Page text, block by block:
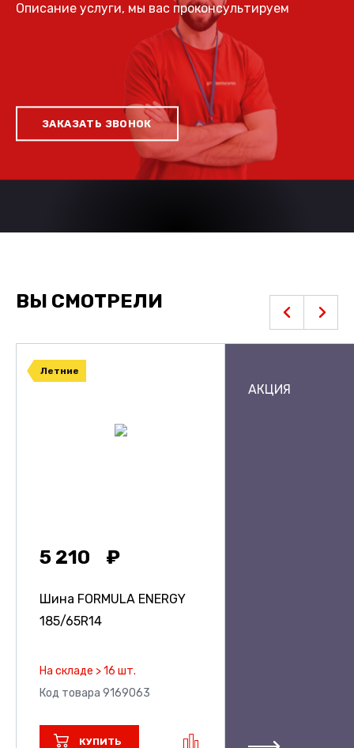
Описание услуги, мы вас проконсультируем
ЗАКАЗАТЬ ЗВОНОК
ВЫ СМОТРЕЛИ
Летние
5 210
Шина FORMULA ENERGY
185/65R14
На складе > 16 шт.
Код товара 9169063
КУПИТЬ
АКЦИЯ